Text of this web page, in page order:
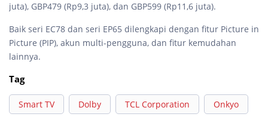
juta), GBP479 (Rp9,3 juta), dan GBP599 (Rp11,6 juta).
Baik seri EC78 dan seri EP65 dilengkapi dengan fitur Picture in
Picture (PIP), akun multi-pengguna, dan fitur kemudahan
lainnya.
Tag
Smart TV Dolby TCL Corporation Onkyo